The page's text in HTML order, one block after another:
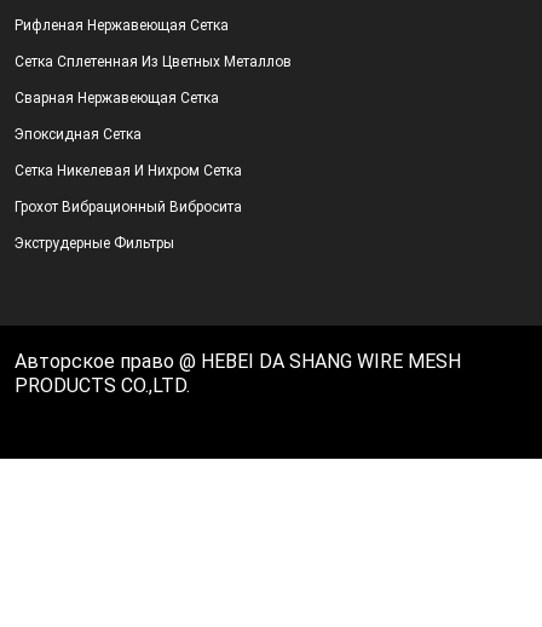
Рифленая Нержавеющая Сетка
Сетка Сплетенная Из Цветных Металлов
Сварная Нержавеющая Сетка
Эпоксидная Сетка
Сетка Никелевая И Нихром Сетка
Грохот Вибрационный Вибросита
Экструдерные Фильтры
Авторское право @ HEBEI DA SHANG WIRE MESH
PRODUCTS CO.,LTD.